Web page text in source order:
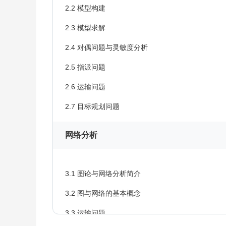
2.2 模型构建
2.3 模型求解
2.4 对偶问题与灵敏度分析
2.5 指派问题
2.6 运输问题
2.7 目标规划问题
网络分析
3.1 图论与网络分析简介
3.2 图与网络的基本概念
3.3 运输问题